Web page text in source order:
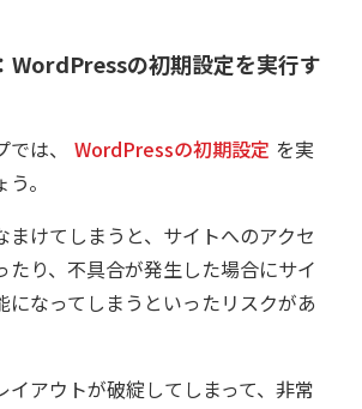
WordPressの初期設定を実行す
は、 WordPressの初期設定 を実
。
まけてしまうと、サイトへのアクセ
たり、不具合が発生した場合にサイ
になってしまうといったリスクがあ
イアウトが破綻してしまって、非常